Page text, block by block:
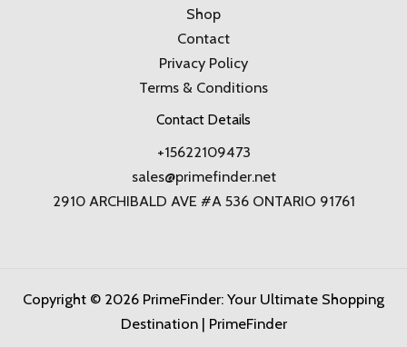
Shop
Contact
Privacy Policy
Terms & Conditions
Contact Details
+15622109473
sales@primefinder.net
2910 ARCHIBALD AVE #A 536 ONTARIO 91761
Copyright © 2026 PrimeFinder: Your Ultimate Shopping
Destination | PrimeFinder